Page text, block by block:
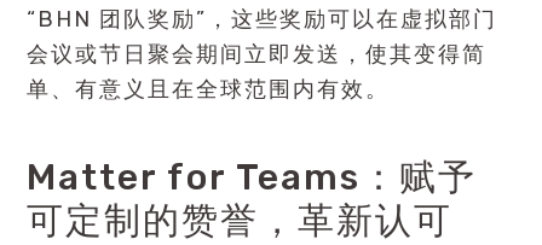
“BHN 团队奖励”，这些奖励可以在虚拟部门
会议或节日聚会期间立即发送，使其变得简
单、有意义且在全球范围内有效。
Matter for Teams：赋予
可定制的赞誉，革新认可